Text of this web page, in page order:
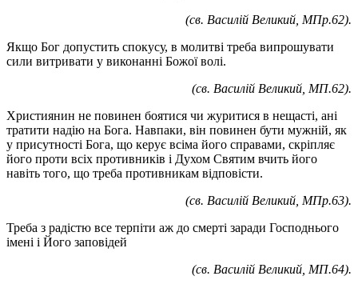
(св. Василій Великий, МПр.62).
Якщо Бог допустить спокусу, в молитві треба випрошувати
сили витривати у виконанні Божої волі.
(св. Василій Великий, МП.62).
Християнин не повинен боятися чи журитися в нещасті, ані
тратити надію на Бога. Навпаки, він повинен бути мужній, як
у присутності Бога, що керує всіма його справами, скріпляє
його проти всіх противників і Духом Святим вчить його
навіть того, що треба противникам відповісти.
(св. Василій Великий, МПр.63).
Треба з радістю все терпіти аж до смерті заради Господнього
імені і Його заповідей
(св. Василій Великий, МП.64).